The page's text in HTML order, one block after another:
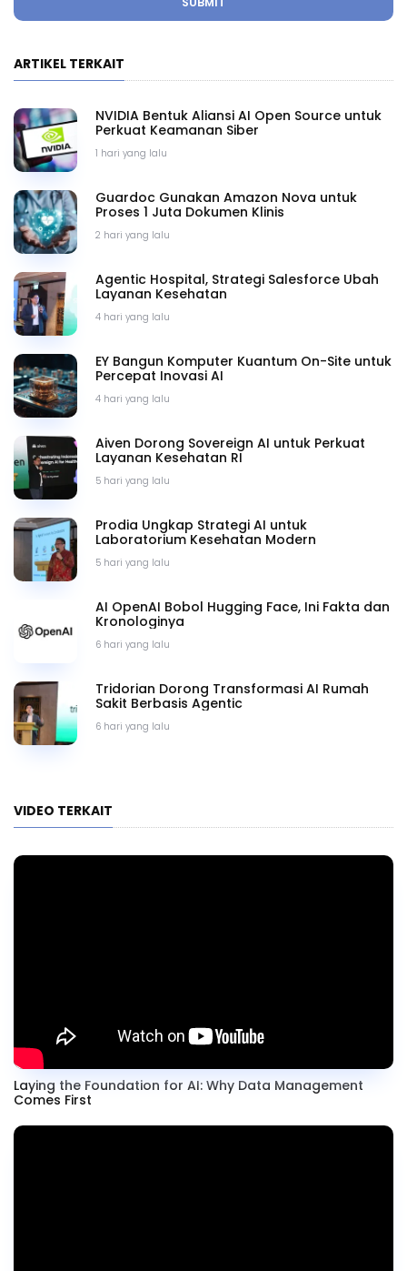
ARTIKEL TERKAIT
1 hari yang lalu
NVIDIA Bentuk Aliansi AI Open Source untuk
Perkuat Keamanan Siber
2 hari yang lalu
Guardoc Gunakan Amazon Nova untuk
Proses 1 Juta Dokumen Klinis
4 hari yang lalu
Agentic Hospital, Strategi Salesforce Ubah
Layanan Kesehatan
4 hari yang lalu
EY Bangun Komputer Kuantum On-Site untuk
Percepat Inovasi AI
5 hari yang lalu
Aiven Dorong Sovereign AI untuk Perkuat
Layanan Kesehatan RI
5 hari yang lalu
Prodia Ungkap Strategi AI untuk
Laboratorium Kesehatan Modern
6 hari yang lalu
AI OpenAI Bobol Hugging Face, Ini Fakta dan
Kronologinya
6 hari yang lalu
Tridorian Dorong Transformasi AI Rumah
Sakit Berbasis Agentic
VIDEO TERKAIT
Laying the Foundation for AI: Why Data Management
Comes First